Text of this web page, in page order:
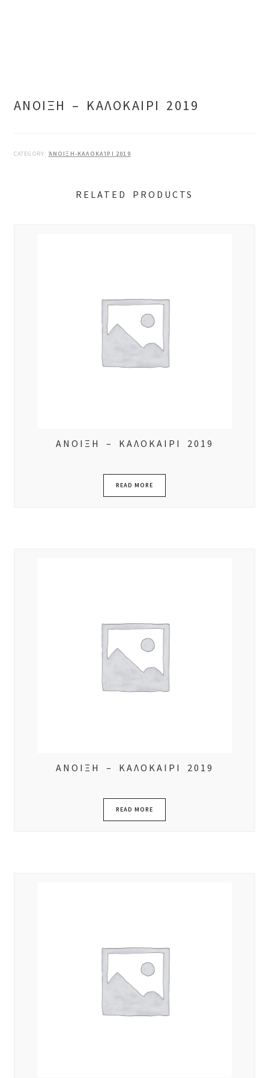
ΑΝΟΙΞΗ – ΚΑΛΟΚΑΙΡΙ 2019
CATEGORY: ΆΝΟΙΞΗ-ΚΑΛΟΚΑΊΡΙ 2019
RELATED PRODUCTS
ΑΝΟΙΞΗ – ΚΑΛΟΚΑΙΡΙ 2019
READ MORE
ΑΝΟΙΞΗ – ΚΑΛΟΚΑΙΡΙ 2019
READ MORE